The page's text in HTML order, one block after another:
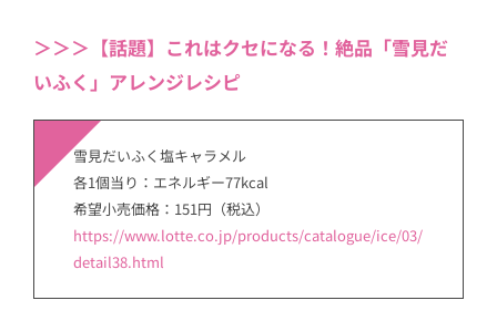
＞＞＞【話題】これはクセになる！絶品「雪見だ
いふく」アレンジレシピ
雪見だいふく塩キャラメル
各1個当り：エネルギー77kcal
希望小売価格：151円（税込）
https://www.lotte.co.jp/products/catalogue/ice/03/
detail38.html